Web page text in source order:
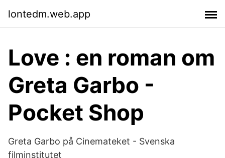
lontedm.web.app
Love : en roman om
Greta Garbo -
Pocket Shop
Greta Garbo på Cinemateket - Svenska
filminstitutet